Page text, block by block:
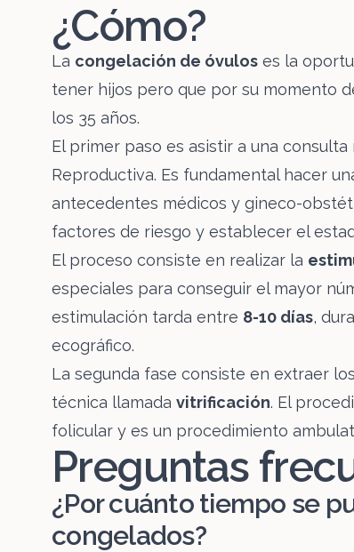
¿Cómo?
La congelación de óvulos es la
tener hijos pero que por su momento
los 35 años.
El primer paso es asistir a una
Reproductiva. Es fundamental hacer
antecedentes médicos y gineco-
factores de riesgo y establecer el
El proceso consiste en realizar la
especiales para conseguir el mayor
estimulación tarda entre 8-10 días,
ecográfico.
La segunda fase consiste en extraer
técnica llamada vitrificación. El
folicular y es un procedimiento
Preguntas
¿Por cuánto tiempo se
congelados?